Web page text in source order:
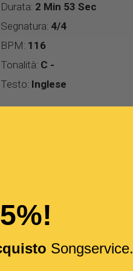
Durata: 2 Min 53 Sec
Segnatura: 4/4
BPM: 116
Tonalità: C -
Testo: Inglese
Songservice.